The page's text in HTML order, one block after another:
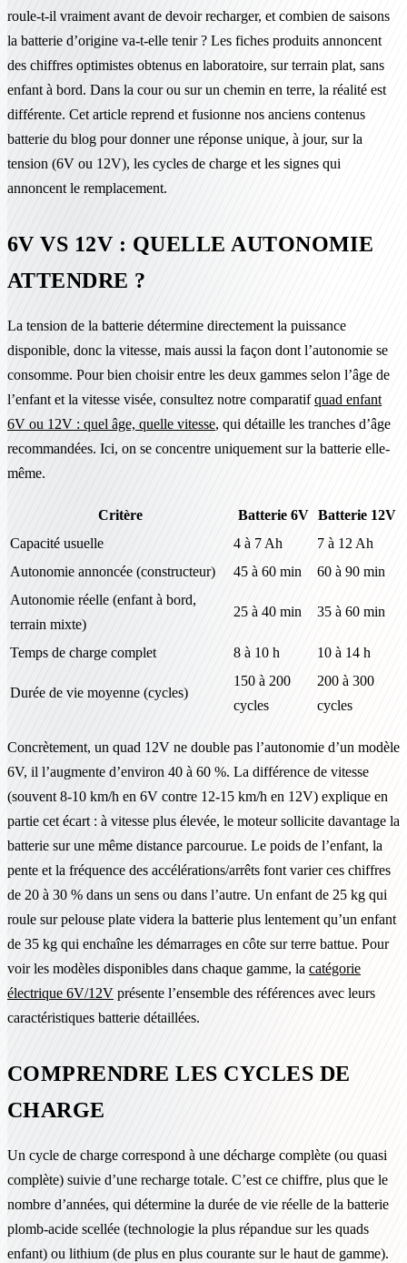
roule-t-il vraiment avant de devoir recharger, et combien de saisons
la batterie d’origine va-t-elle tenir ? Les fiches produits annoncent
des chiffres optimistes obtenus en laboratoire, sur terrain plat, sans
enfant à bord. Dans la cour ou sur un chemin en terre, la réalité est
différente. Cet article reprend et fusionne nos anciens contenus
batterie du blog pour donner une réponse unique, à jour, sur la
tension (6V ou 12V), les cycles de charge et les signes qui
annoncent le remplacement.
6V VS 12V : QUELLE AUTONOMIE
ATTENDRE ?
La tension de la batterie détermine directement la puissance
disponible, donc la vitesse, mais aussi la façon dont l’autonomie se
consomme. Pour bien choisir entre les deux gammes selon l’âge de
l’enfant et la vitesse visée, consultez notre comparatifquad enfant
6V ou 12V : quel âge, quelle vitesse, qui détaille les tranches d’âge
recommandées. Ici, on se concentre uniquement sur la batterie elle-
même.
Critère Batterie 6V Batterie 12V
Capacité usuelle
4 à 7 Ah
7 à 12 Ah
Autonomie annoncée (constructeur)
45 à 60 min
60 à 90 min
Autonomie réelle (enfant à bord,
terrain mixte)
25 à 40 min 35 à 60 min
Temps de charge complet 8 à 10 h 10 à 14 h
Durée de vie moyenne (cycles)
150 à 200
cycles
200 à 300
cycles
Concrètement, un quad 12V ne double pas l’autonomie d’un modèle
6V, il l’augmente d’environ 40 à 60 %. La différence de vitesse
(souvent 8-10 km/h en 6V contre 12-15 km/h en 12V) explique en
partie cet écart : à vitesse plus élevée, le moteur sollicite davantage la
batterie sur une même distance parcourue. Le poids de l’enfant, la
pente et la fréquence des accélérations/arrêts font varier ces chiffres
de 20 à 30 % dans un sens ou dans l’autre. Un enfant de 25 kg qui
roule sur pelouse plate videra la batterie plus lentement qu’un enfant
de 35 kg qui enchaîne les démarrages en côte sur terre battue. Pour
voir les modèles disponibles dans chaque gamme, la catégorie
électrique 6V/12V présente l’ensemble des références avec leurs
caractéristiques batterie détaillées.
COMPRENDRE LES CYCLES DE
CHARGE
Un cycle de charge correspond à une décharge complète (ou quasi
complète) suivie d’une recharge totale. C’est ce chiffre, plus que le
nombre d’années, qui détermine la durée de vie réelle de la batterie
plomb-acide scellée (technologie la plus répandue sur les quads
enfant) ou lithium (de plus en plus courante sur le haut de gamme).